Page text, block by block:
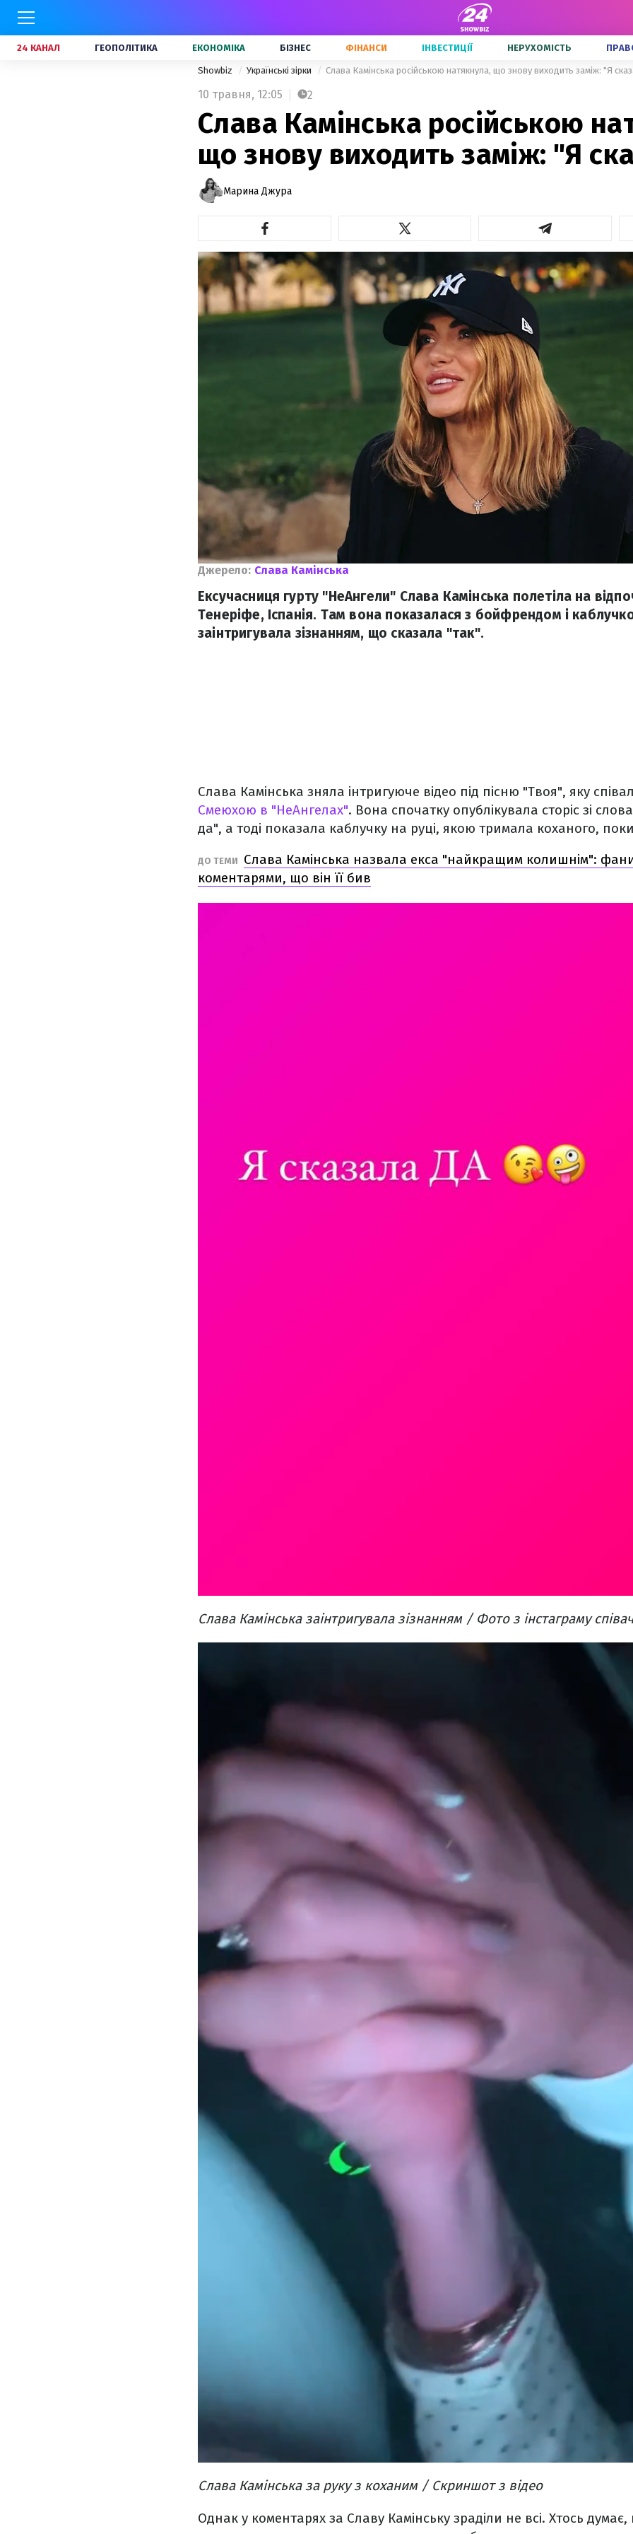
24 КАНАЛ ГЕОПОЛІТИКА ЕКОНОМІКА БІЗНЕС ФІНАНСИ ІНВЕСТИЦІЇ НЕРУХОМІСТЬ
Showbiz Українські зірки Слава Камінська російською натякнула, що знову виходить заміж: "Я
10 травня, 12:05 2
Слава Камінська російською
що знову виходить заміж: "Я
Марина Джура
Джерело: Слава Камінська
Ексучасниця гурту "НеАнгели" Слава Камінська полетіла на
Тенеріфе, Іспанія. Там вона показалася з бойфрендом і
заінтригувала зізнанням, що сказала "так".
Слава Камінська зняла інтригуюче відео під пісню "Твоя", яку
Смеюхою в "НеАнгелах". Вона спочатку опублікувала сторіс зі
да", а тоді показала каблучку на руці, якою тримала коханого,
ДО ТЕМИ
Слава Камінська назвала екса "найкращим колишнім":
коментарями, що він її бив
Слава Камінська заінтригувала зізнанням / Фото з інстаграму
Слава Камінська за руку з коханим / Скриншот з відео
Однак у коментарях за Славу Камінську зраділи не всі. Хтось